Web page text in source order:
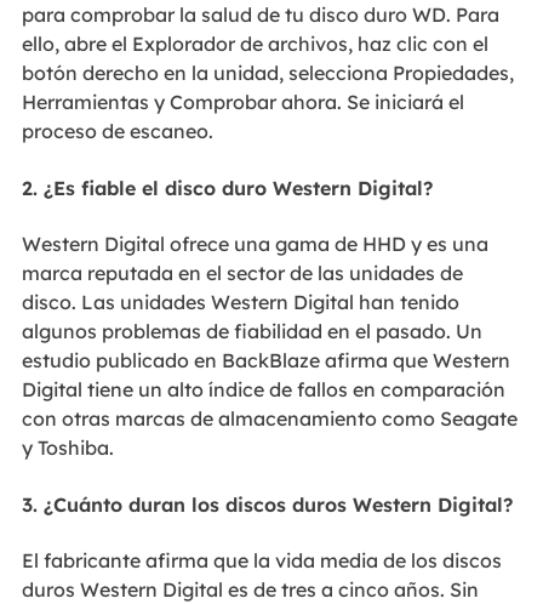
para comprobar la salud de tu disco duro WD. Para
ello, abre el Explorador de archivos, haz clic con el
botón derecho en la unidad, selecciona Propiedades,
Herramientas y Comprobar ahora. Se iniciará el
proceso de escaneo.
2. ¿Es fiable el disco duro Western Digital?
Western Digital ofrece una gama de HHD y es una
marca reputada en el sector de las unidades de
disco. Las unidades Western Digital han tenido
algunos problemas de fiabilidad en el pasado. Un
estudio publicado en BackBlaze afirma que Western
Digital tiene un alto índice de fallos en comparación
con otras marcas de almacenamiento como Seagate
y Toshiba.
3. ¿Cuánto duran los discos duros Western Digital?
El fabricante afirma que la vida media de los discos
duros Western Digital es de tres a cinco años. Sin